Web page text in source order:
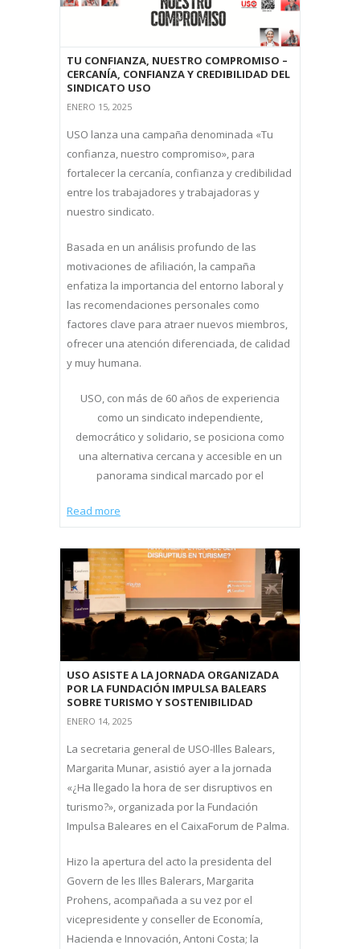
TU CONFIANZA, NUESTRO COMPROMISO –
CERCANÍA, CONFIANZA Y CREDIBILIDAD DEL
SINDICATO USO
ENERO 15, 2025
USO lanza una campaña denominada «Tu
confianza, nuestro compromiso», para
fortalecer la cercanía, confianza y credibilidad
entre los trabajadores y trabajadoras y
nuestro sindicato.
Basada en un análisis profundo de las
motivaciones de afiliación, la campaña
enfatiza la importancia del entorno laboral y
las recomendaciones personales como
factores clave para atraer nuevos miembros,
ofrecer una atención diferenciada, de calidad
y muy humana.
USO, con más de 60 años de experiencia
como un sindicato independiente,
democrático y solidario, se posiciona como
una alternativa cercana y accesible en un
panorama sindical marcado por el
Read more
USO ASISTE A LA JORNADA ORGANIZADA
POR LA FUNDACIÓN IMPULSA BALEARS
SOBRE TURISMO Y SOSTENIBILIDAD
ENERO 14, 2025
La secretaria general de USO-Illes Balears,
Margarita Munar, asistió ayer a la jornada
«¿Ha llegado la hora de ser disruptivos en
turismo?», organizada por la Fundación
Impulsa Baleares en el CaixaForum de Palma.
Hizo la apertura del acto la presidenta del
Govern de les Illes Balerars, Margarita
Prohens, acompañada a su vez por el
vicepresidente y conseller de Economía,
Hacienda e Innovación, Antoni Costa; la